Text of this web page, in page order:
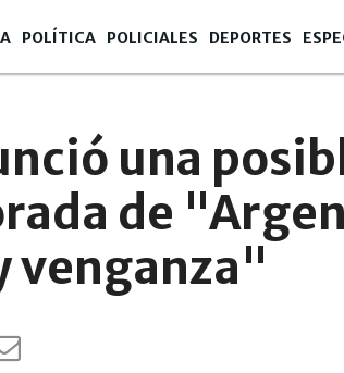
POLÍTICA POLICIALES DEPORTES
una
de
venganza"